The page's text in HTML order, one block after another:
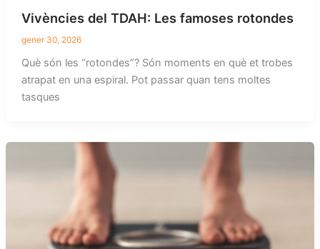
Vivències del TDAH: Les famoses rotondes
gener 30, 2026
Què són les “rotondes”? Són moments en què et trobes
atrapat en una espiral. Pot passar quan tens moltes
tasques